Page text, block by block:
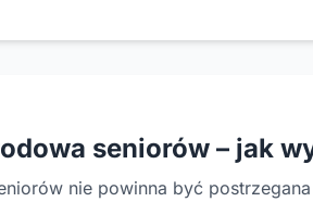
seniorów – jak
nie powinna być